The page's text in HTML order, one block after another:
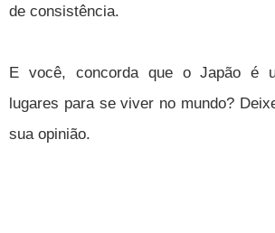
de consistência.
E você, concorda que o Japão é
lugares para se viver no mundo?
sua opinião.